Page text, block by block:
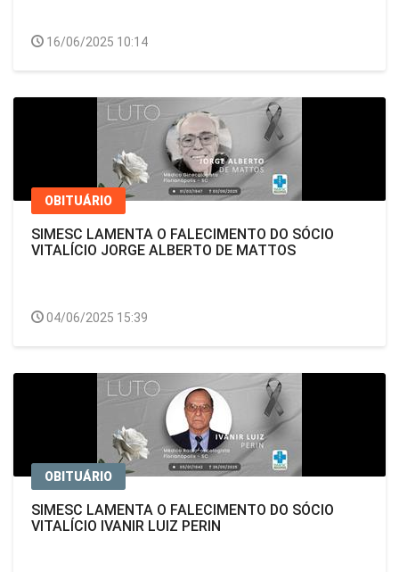
16/06/2025 10:14
OBITUÁRIO
SIMESC LAMENTA O FALECIMENTO DO SÓCIO
VITALÍCIO JORGE ALBERTO DE MATTOS
04/06/2025 15:39
OBITUÁRIO
SIMESC LAMENTA O FALECIMENTO DO SÓCIO
VITALÍCIO IVANIR LUIZ PERIN